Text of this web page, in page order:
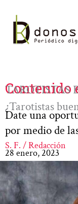
contenido
Contenido
TAROTISTAS
¿Tarotistas
Date una
por medio de
S. F. / Redacción
28 enero, 2023